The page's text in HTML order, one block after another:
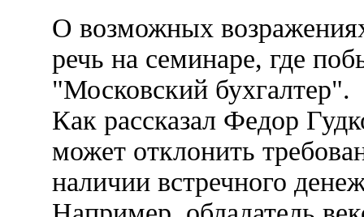
О возможных
речь на семинаре, где
"Московский бухгалтер".
Как рассказал Федор
может отклонить
наличии встречного